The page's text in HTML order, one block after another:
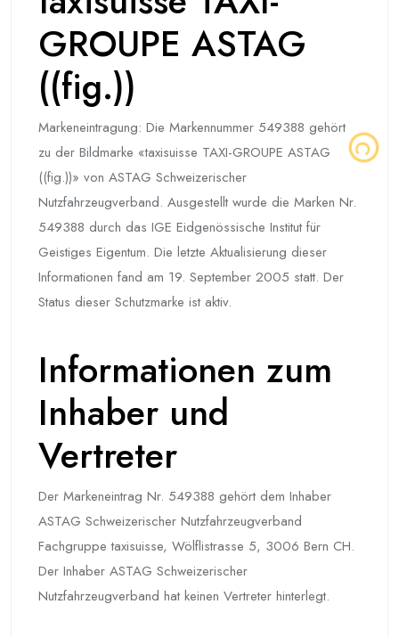
GROUPE ASTAG
((fig.))
Markeneintragung: Die Markennummer 549388 gehört
zu der Bildmarke «taxisuisse TAXI-GROUPE ASTAG
((fig.))» von ASTAG Schweizerischer
Nutzfahrzeugverband. Ausgestellt wurde die Marken Nr.
549388 durch das IGE Eidgenössische Institut für
Geistiges Eigentum. Die letzte Aktualisierung dieser
Informationen fand am 19. September 2005 statt. Der
Status dieser Schutzmarke ist aktiv.
Informationen zum
Inhaber und
Vertreter
Der Markeneintrag Nr. 549388 gehört dem Inhaber
ASTAG Schweizerischer Nutzfahrzeugverband
Fachgruppe taxisuisse, Wölflistrasse 5, 3006 Bern CH.
Der Inhaber ASTAG Schweizerischer
Nutzfahrzeugverband hat keinen Vertreter hinterlegt.